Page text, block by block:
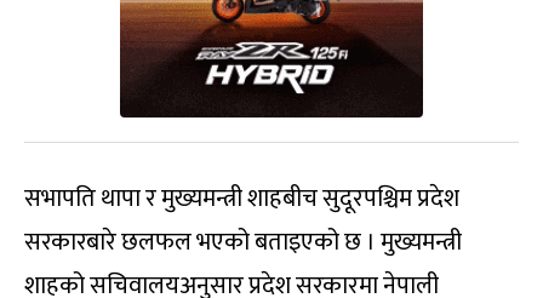
सभापति थापा र मुख्यमन्त्री शाहबीच सुदूरपश्चिम प्रदेश
सरकारबारे छलफल भएको बताइएको छ । मुख्यमन्त्री
शाहको सचिवालयअनुसार प्रदेश सरकारमा नेपाली